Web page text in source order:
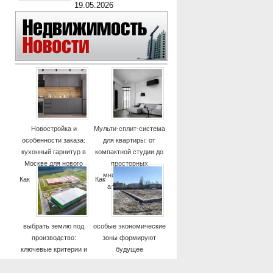
19.05.2026
Новостройка и
особенности заказа:
кухонный гарнитур в
Москве для нового
дома
Мульти-сплит-система
для квартиры: от
компактной студии до
просторных
многокомнатных
апартаментов
Как
выбрать землю под
производство:
ключевые критерии и
Как
особые экономические
зоны формируют
будущее